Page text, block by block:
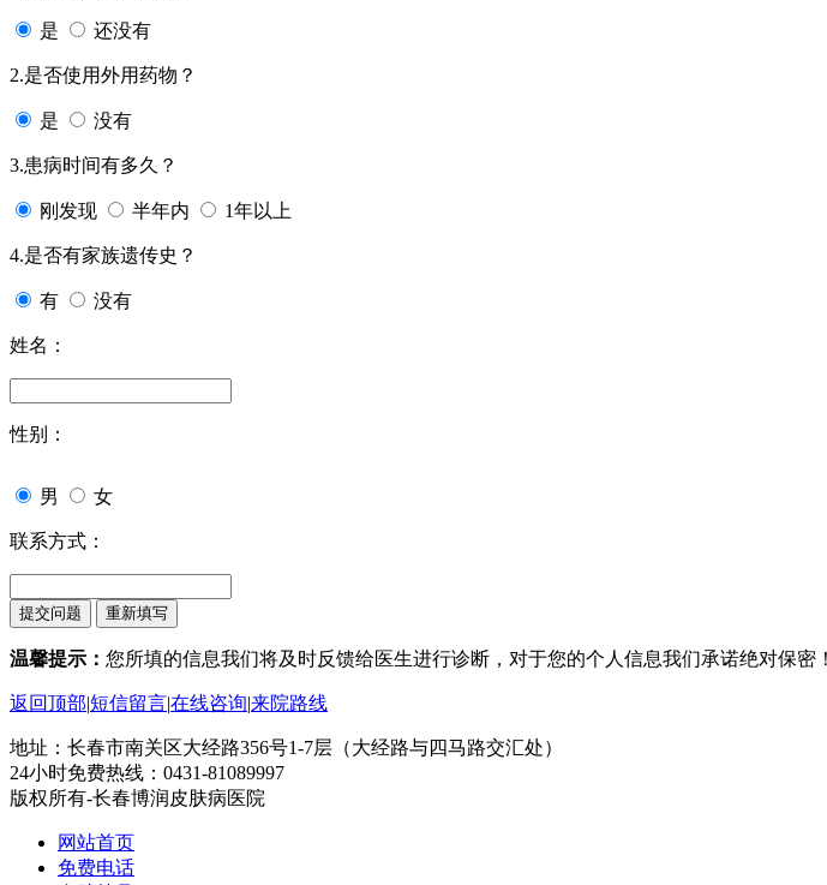
是 还没有
2.是否使用外用药物？
是 没有
3.患病时间有多久？
刚发现 半年内 1年以上
4.是否有家族遗传史？
有 没有
姓名：
性别：
男 女
联系方式：
温馨提示： 您所填的信息我们将及时反馈给医生进行诊断，对于您的个人信息我们承诺绝对保密
返回顶部|短信留言|在线咨询|来院路线
地址：长春市南关区大经路356号1-7层（大经路与四马路交汇处）
24小时免费热线：0431-81089997
版权所有-长春博润皮肤病医院
网站首页
免费电话